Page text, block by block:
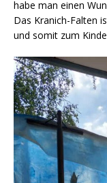
habe man einen
Das Kranich-Falten
und somit zum